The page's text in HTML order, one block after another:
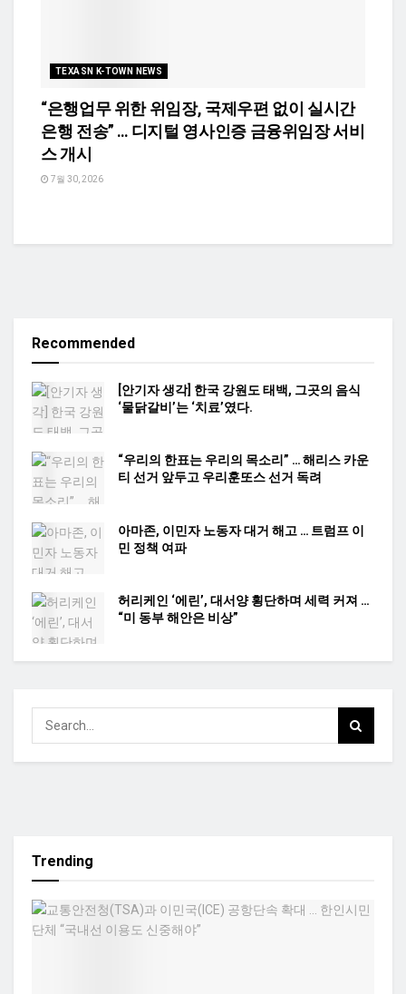
TEXASN K-TOWN NEWS
“은행업무 위한 위임장, 국제우편 없이 실시간
은행 전송” … 디지털 영사인증 금융위임장 서비
스 개시
7월 30, 2026
Recommended
[안기자 생각] 한국 강원도 태백, 그곳의 음식
‘물닭갈비’는 ‘치료’였다.
“우리의 한표는 우리의 목소리” … 해리스 카운
티 선거 앞두고 우리훈또스 선거 독려
아마존, 이민자 노동자 대거 해고 … 트럼프 이
민 정책 여파
허리케인 ‘에린’, 대서양 횡단하며 세력 커져 …
“미 동부 해안은 비상”
Trending